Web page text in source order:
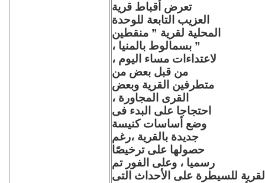
تعرض أقباط قرية
العزيب التابعة للوحدة
المحلية لقرية ” منقطين
” بسمالوط بالمنيا ،
لاعتداءات مساء اليوم ،
من قبل بعض من
متطرفين القرية وبعض
القرى المجاورة ،
احتجاجا على البدء فى
وضع أساسات كنيسة
جديدة بالقرية ،رغم
حصولها على ترخيصًا
رسميا ، وعلى الفور تم
للسيطرة على الأحداث التى